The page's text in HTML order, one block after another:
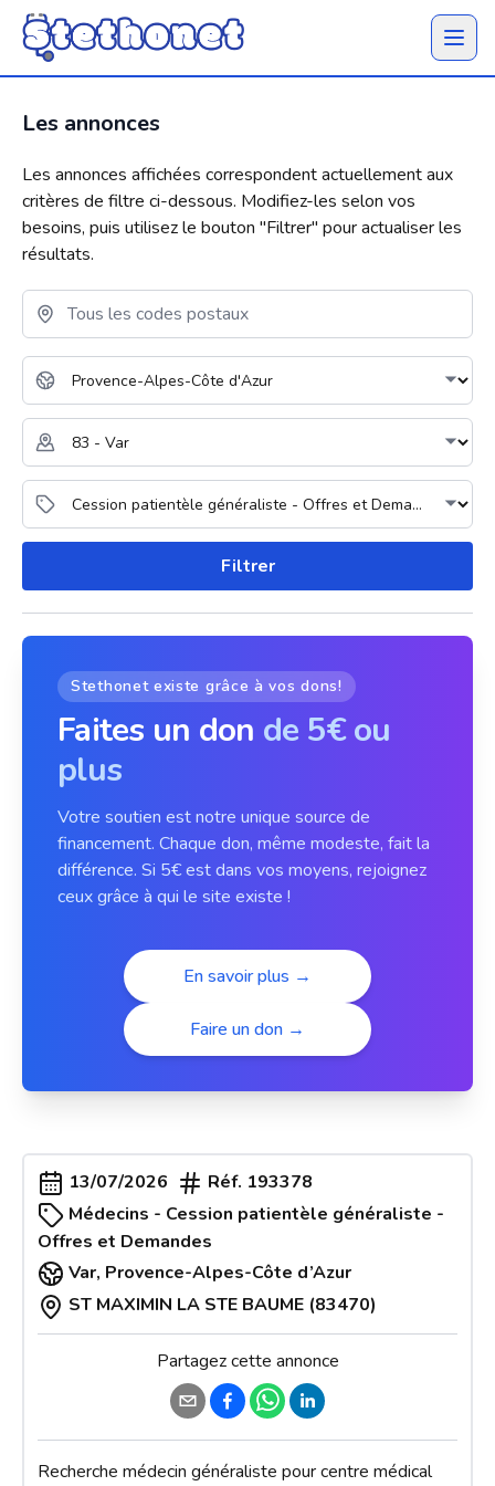
Ouvrir
Les annonces
Les annonces affichées correspondent actuellement aux
critères de filtre ci-dessous. Modifiez-les selon vos
besoins, puis utilisez le bouton "Filtrer" pour actualiser les
résultats.
Filtrer
Stethonet existe grâce à vos dons!
Faites un don de 5€ ou
plus
Votre soutien est notre unique source de
financement. Chaque don, même modeste, fait la
différence. Si 5€ est dans vos moyens, rejoignez
ceux grâce à qui le site existe !
En savoir plus →
Faire un don →
13/07/2026 Réf. 193378
Médecins - Cession patientèle généraliste -
Offres et Demandes
Var, Provence-Alpes-Côte d’Azur
ST MAXIMIN LA STE BAUME (83470)
Partagez cette annonce
Recherche médecin généraliste pour centre médical